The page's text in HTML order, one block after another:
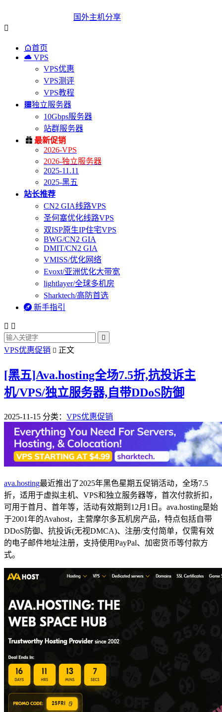
国外主机分享

首页
 VPS
VPS优惠
VPS测评
VPS教程
独立服务器
10Gbps服务器
站群服务器
 最新促销
2026-VPS
2026-独立服务器
2025-11.11
2025-黑五
站长推荐
CN2 GIA线路VPS
圣何塞优化线路VPS
双ISP原生IP住宅VPS
BWG/CN2 GIA
DMIT/CN2 GIA
VMISS/优化网络
Evoxt/亚洲优化大带宽
lightlayer/全球多机房
Sharktech/高防首选
 新手指引
 

VPS优惠促销  正文
[黑五]Ava.hosting全场7.5折,抗投诉主
机/VPS/独立服务器,自带DDoS防御
2025-11-15 分类： VPS优惠促销
ava.hosting最近推出了2025年黑色星期五促销活动，全场7.5
折，适用于虚拟主机、VPS和独立服务器等，首次付款折扣，
可用于首月、首年等，活动有效期到12月1日。ava.hosting是始
于2001年的Avahost，主营摩尔多瓦机房产品，特点包括自带
DDoS防御、抗投诉(无视DMCA)、注册/支付简单，仅需有效
的电子邮件地址注册，支持使用PayPal、加密货币等付款方
式。